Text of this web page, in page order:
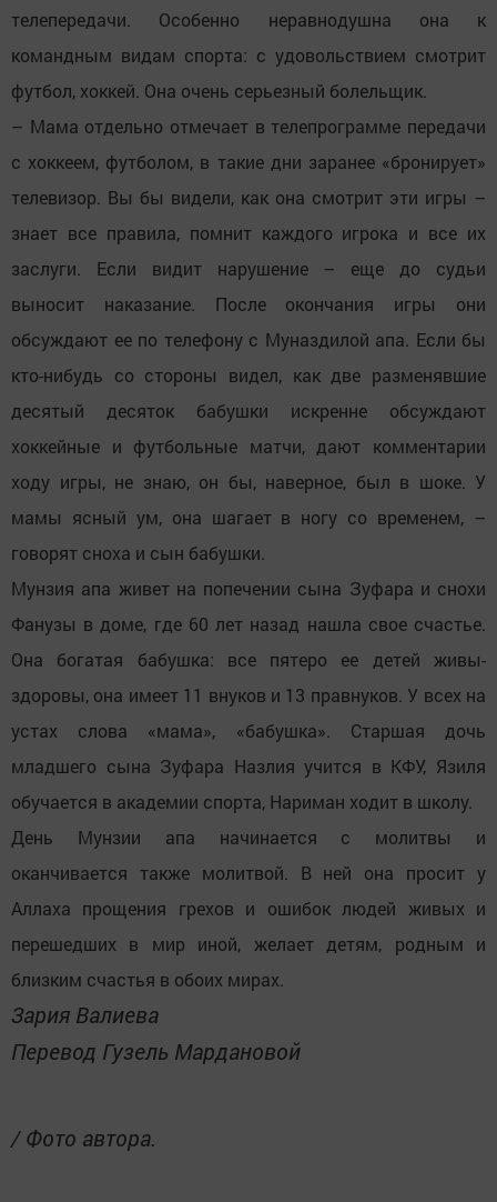
телепередачи. Особенно неравнодушна она к
командным видам спорта: с удовольствием смотрит
футбол, хоккей. Она очень серьезный болельщик.
– Мама отдельно отмечает в телепрограмме передачи
с хоккеем, футболом, в такие дни заранее «бронирует»
телевизор. Вы бы видели, как она смотрит эти игры –
знает все правила, помнит каждого игрока и все их
заслуги. Если видит нарушение – еще до судьи
выносит наказание. После окончания игры они
обсуждают ее по телефону с Муназдилой апа. Если бы
кто-нибудь со стороны видел, как две разменявшие
десятый десяток бабушки искренне обсуждают
хоккейные и футбольные матчи, дают комментарии
ходу игры, не знаю, он бы, наверное, был в шоке. У
мамы ясный ум, она шагает в ногу со временем, –
говорят сноха и сын бабушки.
Мунзия апа живет на попечении сына Зуфара и снохи
Фанузы в доме, где 60 лет назад нашла свое счастье.
Она богатая бабушка: все пятеро ее детей живы-
здоровы, она имеет 11 внуков и 13 правнуков. У всех на
устах слова «мама», «бабушка». Старшая дочь
младшего сына Зуфара Назлия учится в КФУ, Язиля
обучается в академии спорта, Нариман ходит в школу.
День Мунзии апа начинается с молитвы и
оканчивается также молитвой. В ней она просит у
Аллаха прощения грехов и ошибок людей живых и
перешедших в мир иной, желает детям, родным и
близким счастья в обоих мирах.
Зария Валиева
Перевод Гузель Мардановой
/ Фото автора.